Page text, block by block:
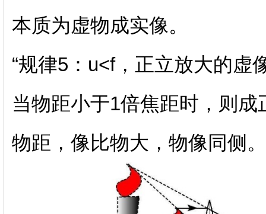
本质为虚物成实像。
“规律5：u<f，正立放大的虚
当物距小于1倍焦距时，则
物距，像比物大，物像同侧。